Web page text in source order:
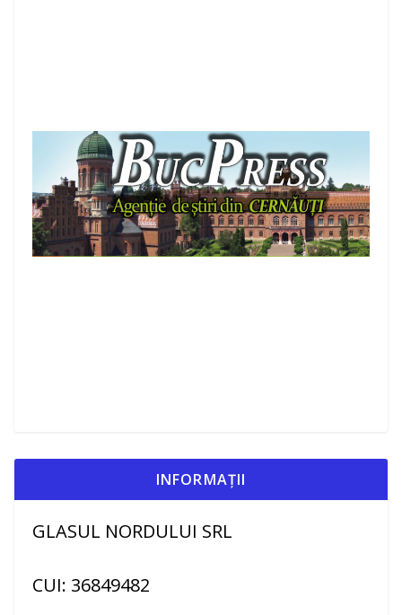
INFORMAȚII
GLASUL NORDULUI SRL
CUI: 36849482